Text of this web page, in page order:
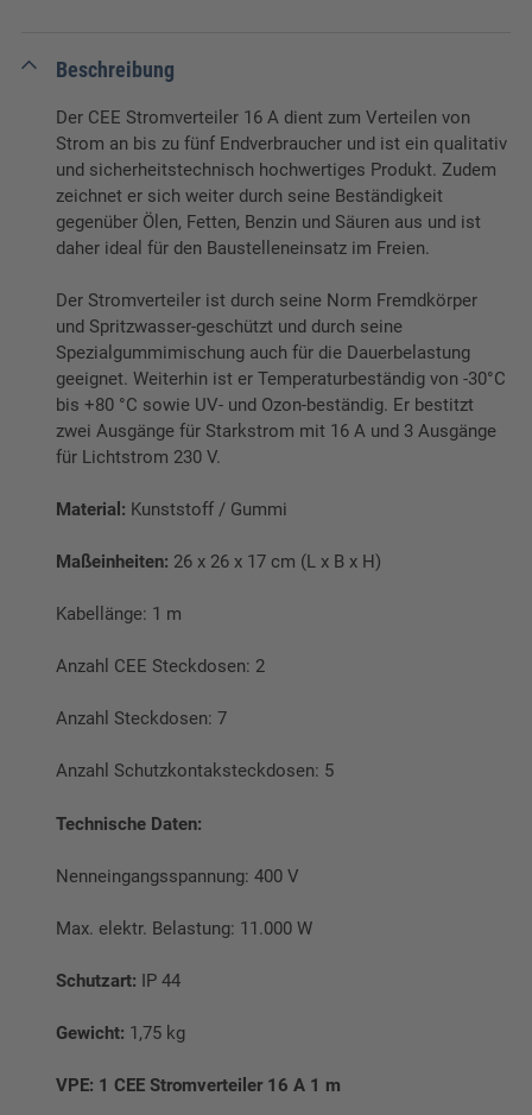
Beschreibung
Der CEE Stromverteiler 16 A dient zum Verteilen von
Strom an bis zu fünf Endverbraucher und ist ein qualitativ
und sicherheitstechnisch hochwertiges Produkt. Zudem
zeichnet er sich weiter durch seine Beständigkeit
gegenüber Ölen, Fetten, Benzin und Säuren aus und ist
daher ideal für den Baustelleneinsatz im Freien.
Der Stromverteiler ist durch seine Norm Fremdkörper
und Spritzwasser-geschützt und durch seine
Spezialgummimischung auch für die Dauerbelastung
geeignet. Weiterhin ist er Temperaturbeständig von -30°C
bis +80 °C sowie UV- und Ozon-beständig. Er bestitzt
zwei Ausgänge für Starkstrom mit 16 A und 3 Ausgänge
für Lichtstrom 230 V.
Material: Kunststoff / Gummi
Maßeinheiten: 26 x 26 x 17 cm (L x B x H)
Kabellänge: 1 m
Anzahl CEE Steckdosen: 2
Anzahl Steckdosen: 7
Anzahl Schutzkontaksteckdosen: 5
Technische Daten:
Nenneingangsspannung: 400 V
Max. elektr. Belastung: 11.000 W
Schutzart: IP 44
Gewicht: 1,75 kg
VPE: 1 CEE Stromverteiler 16 A 1 m